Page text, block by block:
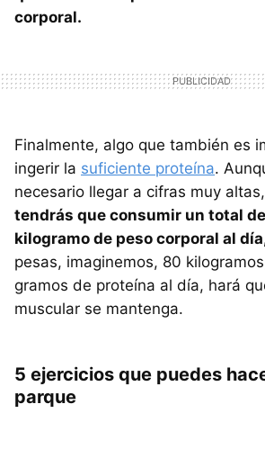
corporal.
Finalmente, algo que también es
ingerir la suficiente proteína.
necesario llegar a cifras muy altas,
tendrás que consumir un total
kilogramo de peso corporal al
pesas, imaginemos, 80
gramos de proteína al día, hará
muscular se mantenga.
5 ejercicios que puedes
parque